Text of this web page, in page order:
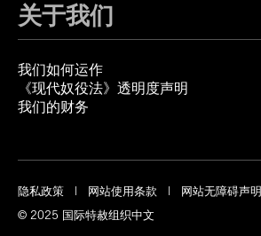
关于我们
我们如何运作
《现代奴役法》透明度声明
我们的财务
隐私政策 网站使用条款 网站无障碍声明
© 2025 国际特赦组织中文